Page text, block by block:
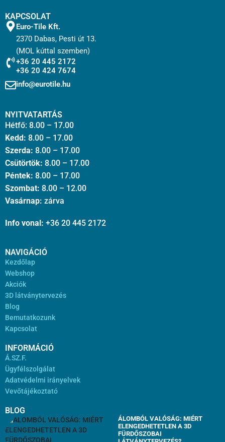
KAPCSOLAT
Euro-Tile Kft.
2370 Dabas, Pesti út 13.
(MOL kúttal szemben)
+36 20 445 2172
+36 20 424 7674
info@eurotile.hu
NYITVATARTÁS
Hétfő: 8.00 – 17.00
Kedd: 8.00 – 17.00
Szerda: 8.00 – 17.00
Csütörtök: 8.00 – 17.00
Péntek: 8.00 – 17.00
Szombat: 8.00 – 12.00
Vasárnap: zárva
Info vonal: +36 20 445 2172
NAVIGÁCIÓ
Kezdőlap
Webshop
Akciók
3D látványtervezés
Blog
Bemutatkozunk
Kapcsolat
INFORMÁCIÓ
Á.SZ.F.
Ügyfélszolgálat
Adatvédelmi irányelvek
Vevőtájékoztató
BLOG
ÁLOMBÓL VALÓSÁG: MIÉRT
ELENGEDHETETLEN A 3D
FÜRDŐSZOBAI